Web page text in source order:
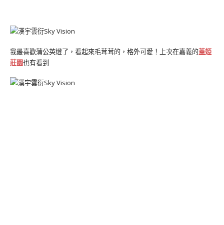
我最喜歡蒲公英燈了，看起來毛茸茸的，格外可愛！上次在嘉義的蓋婭
莊園也有看到